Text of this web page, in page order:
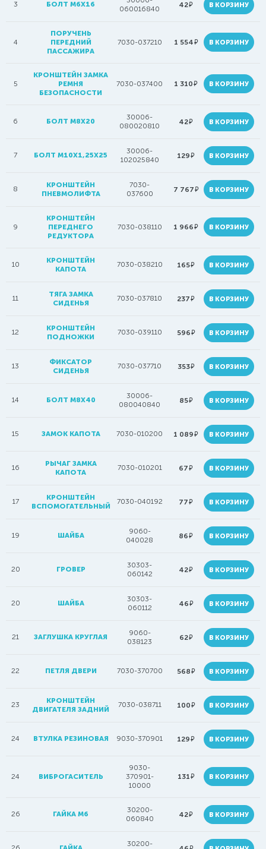
3 БОЛТ М6Х16
060016840
42руб. В КОРЗИНУ
4
ПОРУЧЕНЬ
ПЕРЕДНИЙ
ПАССАЖИРА
7030-037210 1 554руб. В КОРЗИНУ
5
КРОНШТЕЙН ЗАМКА
РЕМНЯ
БЕЗОПАСНОСТИ
7030-037400 1 310руб. В КОРЗИНУ
6 БОЛТ M8X20
30006-
080020810
42руб. В КОРЗИНУ
7 БОЛТ М10Х1,25Х25
30006-
102025840
129руб. В КОРЗИНУ
8
КРОНШТЕЙН
ПНЕВМОЛИФТА
7030-
037600
7 767руб. В КОРЗИНУ
9
КРОНШТЕЙН
ПЕРЕДНЕГО
РЕДУКТОРА
7030-038110 1 966руб. В КОРЗИНУ
10
КРОНШТЕЙН
КАПОТА
7030-038210 165руб. В КОРЗИНУ
11
ТЯГА ЗАМКА
СИДЕНЬЯ
7030-037810 237руб. В КОРЗИНУ
12
КРОНШТЕЙН
ПОДНОЖКИ
7030-039110 596руб. В КОРЗИНУ
13
ФИКСАТОР
СИДЕНЬЯ
7030-037710 353руб. В КОРЗИНУ
14 БОЛТ М8Х40
30006-
080040840
85руб. В КОРЗИНУ
15 ЗАМОК КАПОТА 7030-010200 1 089руб. В КОРЗИНУ
16
РЫЧАГ ЗАМКА
КАПОТА
7030-010201 67руб. В КОРЗИНУ
17
КРОНШТЕЙН
ВСПОМОГАТЕЛЬНЫЙ
7030-040192 77руб. В КОРЗИНУ
19 ШАЙБА
9060-
040028
86руб. В КОРЗИНУ
20 ГРОВЕР
30303-
060142
42руб. В КОРЗИНУ
20 ШАЙБА
30303-
060112
46руб. В КОРЗИНУ
21 ЗАГЛУШКА КРУГЛАЯ
9060-
038123
62руб. В КОРЗИНУ
22 ПЕТЛЯ ДВЕРИ 7030-370700 568руб. В КОРЗИНУ
23
КРОНШТЕЙН
ДВИГАТЕЛЯ ЗАДНИЙ
7030-038711 100руб. В КОРЗИНУ
24 ВТУЛКА РЕЗИНОВАЯ 9030-370901 129руб. В КОРЗИНУ
24 ВИБРОГАСИТЕЛЬ
9030-
370901-
10000
131руб. В КОРЗИНУ
26 ГАЙКА M6
30200-
060840
42руб. В КОРЗИНУ
30200-